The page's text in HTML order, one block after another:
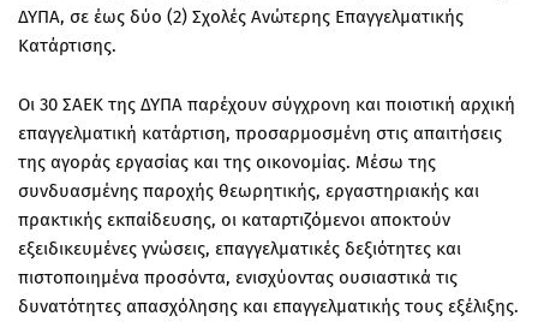
ΔΥΠΑ, σε έως δύο (2) Σχολές Ανώτερης Επαγγελματικής
Κατάρτισης.
Οι 30 ΣΑΕΚ της ΔΥΠΑ παρέχουν σύγχρονη και ποιοτική αρχική
επαγγελματική κατάρτιση, προσαρμοσμένη στις απαιτήσεις
της αγοράς εργασίας και της οικονομίας. Μέσω της
συνδυασμένης παροχής θεωρητικής, εργαστηριακής και
πρακτικής εκπαίδευσης, οι καταρτιζόμενοι αποκτούν
εξειδικευμένες γνώσεις, επαγγελματικές δεξιότητες και
πιστοποιημένα προσόντα, ενισχύοντας ουσιαστικά τις
δυνατότητες απασχόλησης και επαγγελματικής τους εξέλιξης.